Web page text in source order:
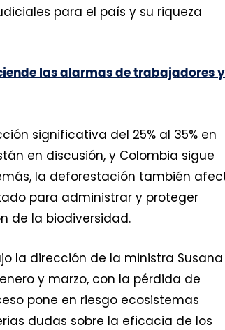
para el país y su riqueza
las alarmas de trabajadores y
significativa del 25% al 35% en
en discusión, y Colombia sigue
la deforestación también
para administrar y proteger
de la biodiversidad.
la dirección de la ministra Susana
y marzo, con la pérdida de
pone en riesgo ecosistemas
dudas sobre la eficacia de los